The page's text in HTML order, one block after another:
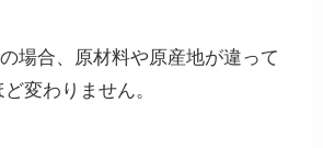
場合、原材料や原産地が違って
変わりません。